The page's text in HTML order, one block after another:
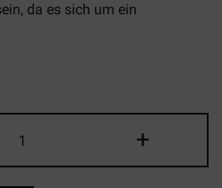
da es sich um ein
ID
-
+